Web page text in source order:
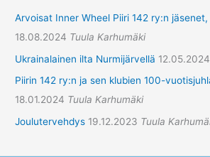
Arvoisat Inner Wheel Piiri 142 ry:n
18.08.2024 Tuula Karhumäki
Ukrainalainen ilta Nurmijärvellä 12.05.2024
Piirin 142 ry:n ja sen klubien 100-
18.01.2024 Tuula Karhumäki
Joulutervehdys 19.12.2023 Tuula